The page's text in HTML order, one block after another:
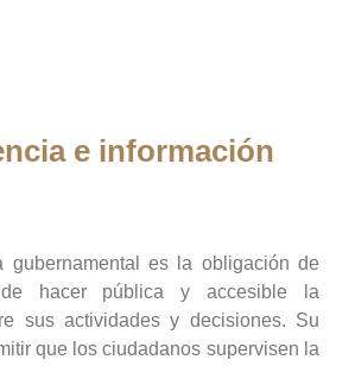
e información
gubernamental es la obligación de
hacer pública y accesible la
sus actividades y decisiones. Su
que los ciudadanos supervisen la